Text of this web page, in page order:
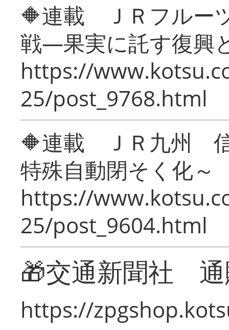
🔶連載 ＪＲフルー
戦―果実に託す復興
https://
25/post_9768.html
🔶連載 ＪＲ九州 信
特殊自動閉そく化～
https://
25/post_9604.html
🎁交通新聞社
https://